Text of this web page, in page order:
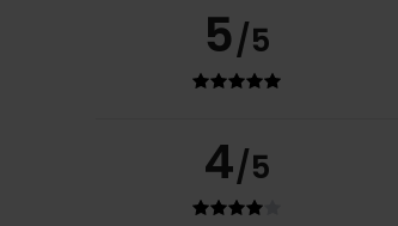
5/5
4/5